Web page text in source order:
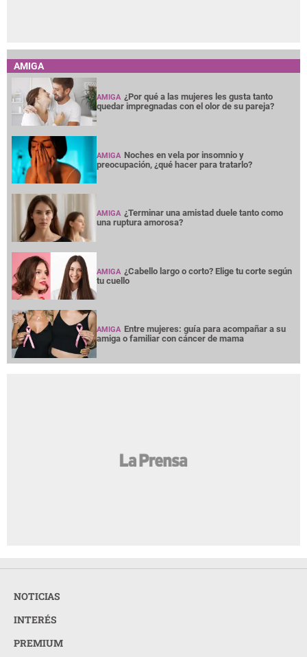
AMIGA
AMIGA ¿Por qué a las mujeres les gusta tanto
quedar impregnadas con el olor de su pareja?
AMIGA Noches en vela por insomnio y
preocupación, ¿qué hacer para tratarlo?
AMIGA ¿Terminar una amistad duele tanto como
una ruptura amorosa?
AMIGA ¿Cabello largo o corto? Elige tu corte según
tu cuello
AMIGA Entre mujeres: guía para acompañar a su
amiga o familiar con cáncer de mama
NOTICIAS
INTERÉS
PREMIUM